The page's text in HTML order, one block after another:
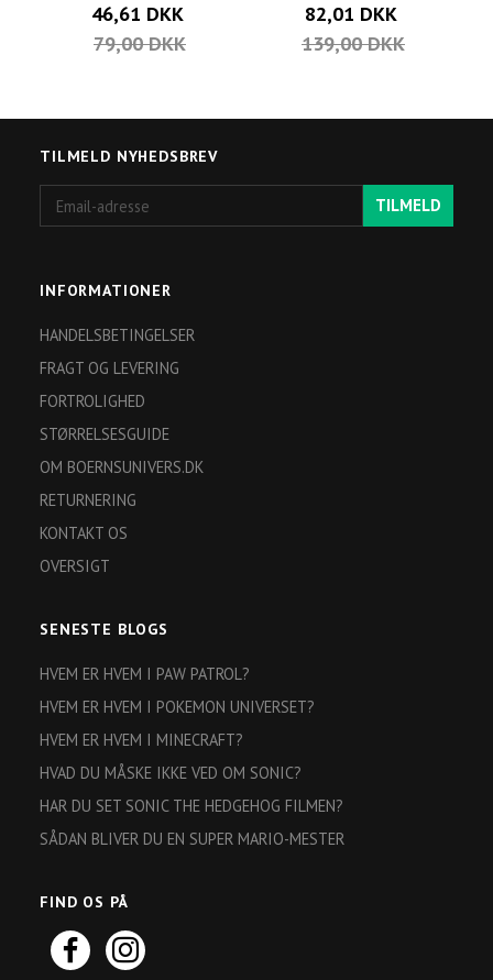
46,61 DKK
79,00 DKK
82,01 DKK
139,00 DKK
TILMELD NYHEDSBREV
adresse
TILMELD
INFORMATIONER
HANDELSBETINGELSER
FRAGT OG LEVERING
FORTROLIGHED
STØRRELSESGUIDE
OM BOERNSUNIVERS.DK
RETURNERING
KONTAKT OS
OVERSIGT
SENESTE BLOGS
HVEM ER HVEM I PAW PATROL?
HVEM ER HVEM I POKEMON UNIVERSET?
HVEM ER HVEM I MINECRAFT?
HVAD DU MÅSKE IKKE VED OM SONIC?
HAR DU SET SONIC THE HEDGEHOG FILMEN?
SÅDAN BLIVER DU EN SUPER MARIO-MESTER
FIND OS PÅ